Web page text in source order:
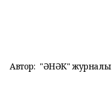
Автор: "ҺӘНӘК" журналы